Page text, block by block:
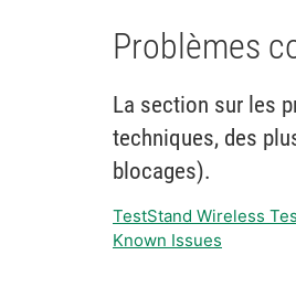
Problèmes
La section sur les
techniques, des
blocages).
TestStand Wireless
Known Issues